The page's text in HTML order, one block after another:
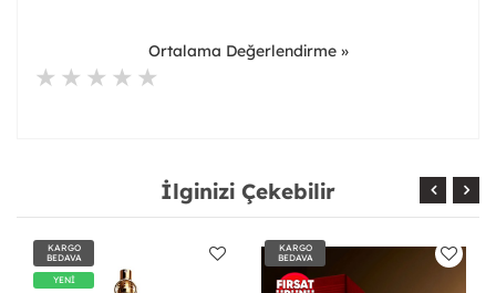
Ortalama Değerlendirme »
İlginizi Çekebilir
KARGO